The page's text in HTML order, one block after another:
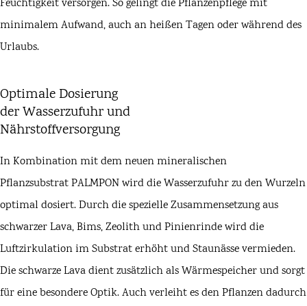
Feuchtigkeit versorgen. So gelingt die Pflanzenpflege mit
minimalem Aufwand, auch an heißen Tagen oder während des
Urlaubs.
Optimale Dosierung
der Wasserzufuhr und
Nährstoffversorgung
In Kombination mit dem neuen mineralischen
PflanzsubstratPALMPONwird die Wasserzufuhr zu den Wurzeln
optimal dosiert. Durch die spezielle Zusammensetzung aus
schwarzer Lava, Bims, Zeolith und Pinienrinde wird die
Luftzirkulation im Substrat erhöht und Staunässe vermieden.
Die schwarze Lava dient zusätzlich als Wärmespeicher und sorgt
für eine besondere Optik. Auch verleiht es den Pflanzen dadurch